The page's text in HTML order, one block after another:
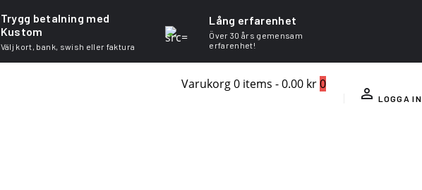
Trygg betalning med
Kustom
Välj kort, bank, swish eller faktura
Lång erfarenhet
Över 30 års gemensam
erfarenhet!
Varukorg0 items -0.00 kr0
LOGGA IN